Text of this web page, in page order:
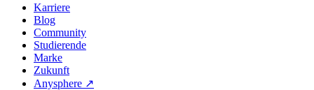
Karriere
Blog
Community
Studierende
Marke
Zukunft
Anysphere ↗